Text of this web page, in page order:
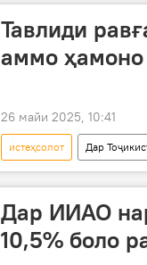
Тавлиди
аммо
26 майи 2025, 10:41
истеҳсолот Дар
Дар ИИАО
10,5% боло